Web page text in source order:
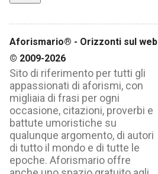
Aforismario® - Orizzonti sul web
© 2009-2026
Sito di riferimento per tutti gli
appassionati di aforismi, con
migliaia di frasi per ogni
occasione, citazioni, proverbi e
battute umoristiche su
qualunque argomento, di autori
di tutto il mondo e di tutte le
epoche. Aforismario offre